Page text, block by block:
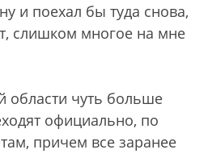
и поехал бы туда снова,
слишком многое на мне
области чуть больше
официально, по
причем все заранее